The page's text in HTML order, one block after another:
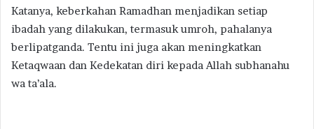
Katanya, keberkahan Ramadhan menjadikan setiap
ibadah yang dilakukan, termasuk umroh, pahalanya
berlipatganda. Tentu ini juga akan meningkatkan
Ketaqwaan dan Kedekatan diri kepada Allah subhanahu
wa ta’ala.